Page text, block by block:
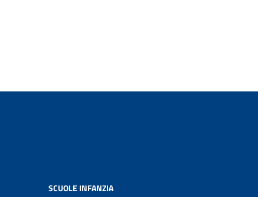
SCUOLE INFANZIA